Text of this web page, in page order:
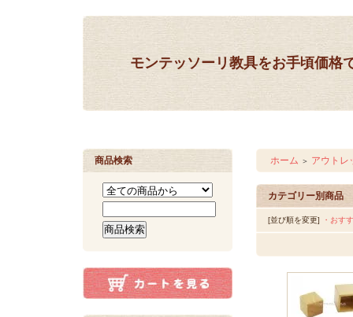
モンテッソーリ教具をお手頃価格
商品検索 ホーム ＞ アウトレ
カテゴリー別商品
[並び順を変更] ・おす